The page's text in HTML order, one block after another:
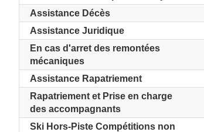
Assistance Décès
Assistance Juridique
En cas d'arret des remontées
mécaniques
Assistance Rapatriement
Rapatriement et Prise en charge
des accompagnants
Ski Hors-Piste Compétitions non